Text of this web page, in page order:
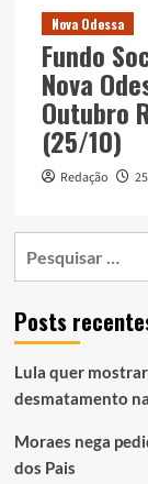
Nova Odessa
Fundo
Nova
Outubro
(25/10)
Redação
Posts
Lula quer
desmatamento
Moraes nega
dos Pais